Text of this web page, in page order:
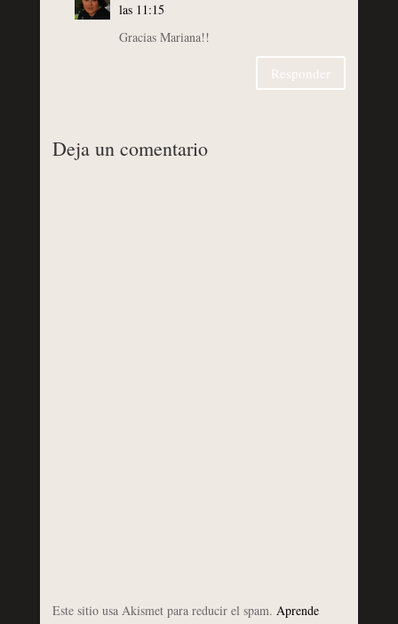
las 11:15
Gracias Mariana!!
Responder
Deja un comentario
Este sitio usa Akismet para reducir el spam. Aprende